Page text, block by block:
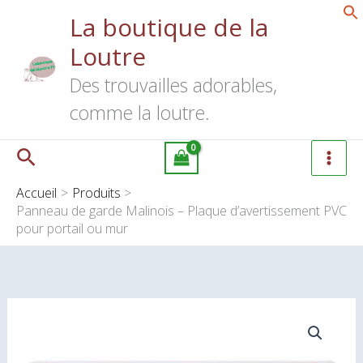
La boutique de la
Loutre
Des trouvailles adorables,
comme la loutre.
Rechercher
Accueil
Produits
Panneau de garde Malinois – Plaque d’avertissement PVC
pour portail ou mur
Panneau
Malinois
d’avertissement
PVC
pour
portail
ou
mur